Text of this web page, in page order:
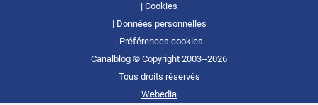
Cookies
Données personnelles
Préférences cookies
Canalblog © Copyright 2003--2026
Tous droits réservés
Webedia